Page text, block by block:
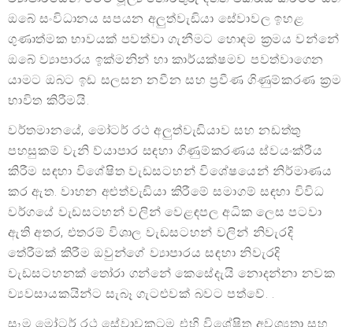
ඔබේ සංවිධානය සපයන අලුත්වැඩියා සේවාවල ඉහළ
ගුණාත්මක භාවයක් පවත්වා ගැනීමට හොඳම ක්‍රමය වන්නේ
ඔබේ ව්‍යාපාරය ඉක්මනින් හා කාර්යක්ෂමව පවත්වාගෙන
යාමට ඔබට ඉඩ සලසන නවීන සහ ප්‍රවීණ ගිණුම්කරණ ක්‍රම
භාවිත කිරීමයි.
වර්තමානයේ, මෝටර් රථ අලුත්වැඩියාව සහ නඩත්තු
පහසුකම් වැනි ව්යාපාර සඳහා ගිණුම්කරණය ස්වයංක්රීය
කිරීම සඳහා විශේෂිත වැඩසටහන් විශේෂයෙන් නිර්මාණය
කර ඇත. වාහන අළුත්වැඩියා කිරීමේ සමාගම් සඳහා විවිධ
වර්ගයේ වැඩසටහන් වලින් වෙළඳපල අධික ලෙස පටවා
ඇති අතර, එතරම් විශාල වැඩසටහන් වලින් නිවැරදි
තේරීමක් කිරීම ඔවුන්ගේ ව්‍යාපාරය සඳහා නිවැරදි
වැඩසටහනක් තෝරා ගන්නේ කෙසේදැයි නොදන්නා නවක
ව්‍යවසායකයින්ට සැබෑ ගැටළුවක් බවට පත්වේ. .
සෑම මෝටර් රථ සේවාවකටම එහි විශේෂිත අවශ්‍යතා සහ